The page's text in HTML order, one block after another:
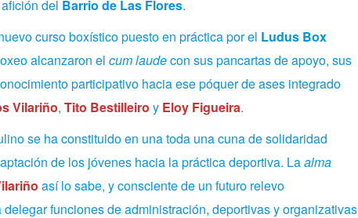
del Barrio de Las Flores.
curso boxístico puesto en práctica por el Ludus Box
alcanzaron el cum laudecon sus pancartas de apoyo, sus
participativo hacia ese póquer de ases integrado
Vilariño, Tito Bestilleiro y Eloy Figueira.
se ha constituido en una toda una cuna de solidaridad
de los jóvenes hacia la práctica deportiva. Laalma
así lo sabe, y consciente de un futuro relevo
funciones de administración, deportivas y organizativas